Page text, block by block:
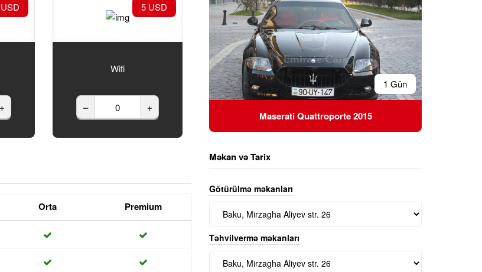
+
5 USD
Wifi
– +
Orta Premium
1 Gün
Maserati Quattroporte 2015
Məkan və Tarix
Götürülmə məkanları
Təhvilvermə məkanları